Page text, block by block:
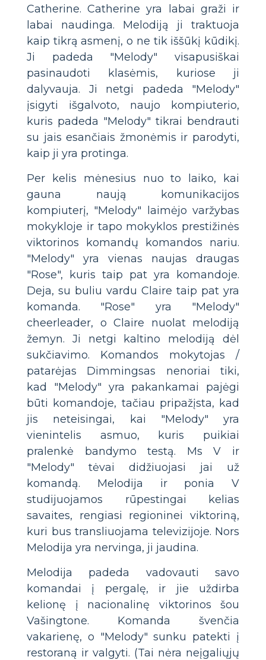
Catherine. Catherine yra labai graži ir
labai naudinga. Melodiją ji traktuoja
kaip tikrą asmenį, o ne tik iššūkį kūdikį.
Ji padeda "Melody" visapusiškai
pasinaudoti klasėmis, kuriose ji
dalyvauja. Ji netgi padeda "Melody"
įsigyti išgalvoto, naujo kompiuterio,
kuris padeda "Melody" tikrai bendrauti
su jais esančiais žmonėmis ir parodyti,
kaip ji yra protinga.
Per kelis mėnesius nuo to laiko, kai
gauna naują komunikacijos
kompiuterį, "Melody" laimėjo varžybas
mokykloje ir tapo mokyklos prestižinės
viktorinos komandų komandos nariu.
"Melody" yra vienas naujas draugas
"Rose", kuris taip pat yra komandoje.
Deja, su buliu vardu Claire taip pat yra
komanda. "Rose" yra "Melody"
cheerleader, o Claire nuolat melodiją
žemyn. Ji netgi kaltino melodiją dėl
sukčiavimo. Komandos mokytojas /
patarėjas Dimmingsas nenoriai tiki,
kad "Melody" yra pakankamai pajėgi
būti komandoje, tačiau pripažįsta, kad
jis neteisingai, kai "Melody" yra
vienintelis asmuo, kuris puikiai
pralenkė bandymo testą. Ms V ir
"Melody" tėvai didžiuojasi jai už
komandą. Melodija ir ponia V
studijuojamos rūpestingai kelias
savaites, rengiasi regioninei viktoriną,
kuri bus transliuojama televizijoje. Nors
Melodija yra nervinga, ji jaudina.
Melodija padeda vadovauti savo
komandai į pergalę, ir jie uždirba
kelionę į nacionalinę viktorinos šou
Vašingtone. Komanda švenčia
vakarienę, o "Melody" sunku patekti į
restoraną ir valgyti. (Tai nėra neįgaliųjų